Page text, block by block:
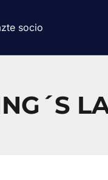
socio